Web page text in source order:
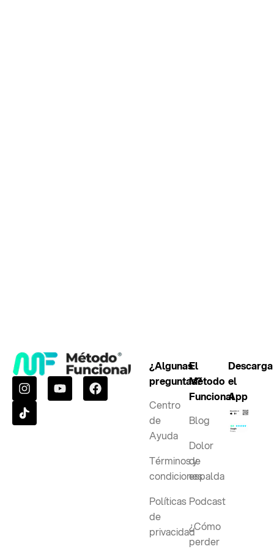
¿Algunas
preguntas?
Centro
de
Ayuda
Términos y
condiciones
Políticas
de
privacidad
El
Método
Funcional
Blog
Dolor
de
espalda
Podcast
¿Cómo
perder
Descarga
el
App